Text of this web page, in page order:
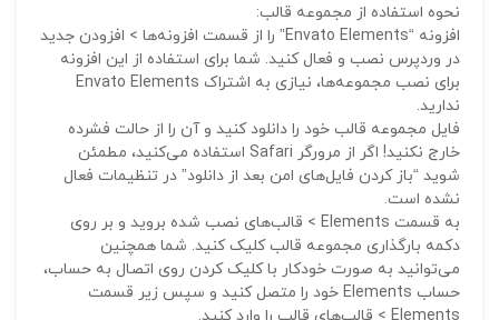
نحوه استفاده از مجموعه قالب:
افزونه “Envato Elements” را از قسمت افزونه‌ها > افزودن جدید
در وردپرس نصب و فعال کنید. شما برای استفاده از این افزونه
برای نصب مجموعه‌ها، نیازی به اشتراک Envato Elements
ندارید.
فایل مجموعه قالب خود را دانلود کنید و آن را از حالت فشرده
خارج نکنید! اگر از مرورگر Safari استفاده می‌کنید، مطمئن
شوید “باز کردن فایل‌های امن بعد از دانلود” در تنظیمات فعال
نشده است.
به قسمت Elements > قالب‌های نصب شده بروید و بر روی
دکمه بارگذاری مجموعه قالب کلیک کنید. شما همچنین
می‌توانید به صورت خودکار با کلیک کردن روی اتصال به حساب،
حساب Elements خود را متصل کنید و سپس زیر قسمت